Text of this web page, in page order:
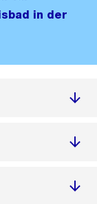
in der